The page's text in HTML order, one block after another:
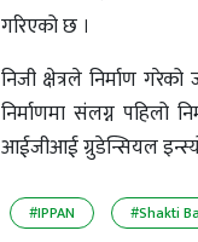
गरिएको छ ।
निजी क्षेत्रले निर्माण
निर्माणमा संलग्न पहिलो
आईजीआई ग्रुडेन्सियल
#IPPAN #Shakti